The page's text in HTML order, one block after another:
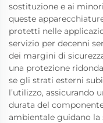
sostituzione e ai
queste
protetti nelle
servizio per decenni
dei margini di
una protezione
se gli strati esterni
l’utilizzo, assicurando
durata del
ambientale guidano la